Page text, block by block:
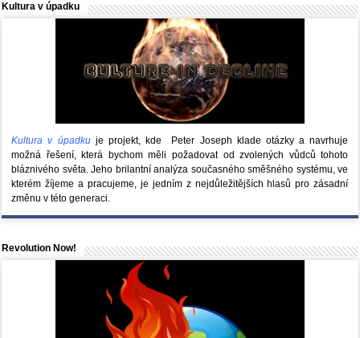
Kultura v úpadku
Kultura v úpadkuje projekt, kde Peter Joseph klade otázky a navrhuje
možná řešení, která bychom měli požadovat od zvolených vůdců tohoto
bláznivého světa. Jeho brilantní analýza současného směšného systému, ve
kterém žíjeme a pracujeme, je jedním z nejdůležitějších hlasů pro zásadní
změnu v této generaci.
Revolution Now!